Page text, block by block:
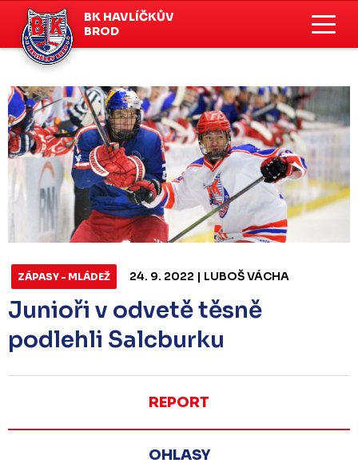
BK HAVLÍČKŮV
BROD
ZÁPASY - MLÁDEŽ 24. 9. 2022 | LUBOŠ VÁCHA
Junioři v odvetě těsně
podlehli Salcburku
REPORT
OHLASY